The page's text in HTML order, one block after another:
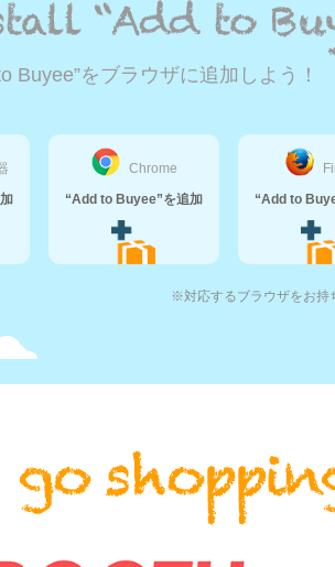
Buyee”をブラウザに追加しよう！
Chrome
“Add to Buyee”を追加
“Add to
※対応するブラウザをお持